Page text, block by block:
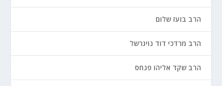
הרב בועז שלום
הרב מרדכי דוד נויגרשל
הרב שקד אליהו פנחס